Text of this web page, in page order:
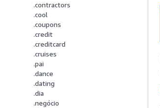
.contractors
.cool
.coupons
.credit
.creditcard
.cruises
.pai
.dance
.dating
.dia
.negócio